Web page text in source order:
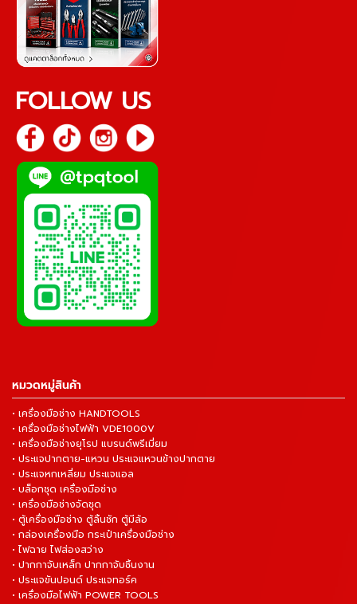
FOLLOW US
หมวดหมู่สินค้า
• เครื่องมือช่าง HANDTOOLS
• เครื่องมือช่างไฟฟ้า VDE1000V
• เครื่องมือช่างยุโรป แบรนด์พรีเมี่ยม
• ประแจปากตาย-แหวน ประแจแหวนข้างปากตาย
• ประแจหกเหลี่ยม ประแจแอล
• บล็อกชุด เครื่องมือช่าง
• เครื่องมือช่างจัดชุด
• ตู้เครื่องมือช่าง ตู้ลิ้นชัก ตู้มีล้อ
• กล่องเครื่องมือ กระเป๋าเครื่องมือช่าง
• ไฟฉาย ไฟส่องสว่าง
• ปากกาจับเหล็ก ปากกาจับชิ้นงาน
• ประแจขันปอนด์ ประแจทอร์ค
• เครื่องมือไฟฟ้า POWER TOOLS